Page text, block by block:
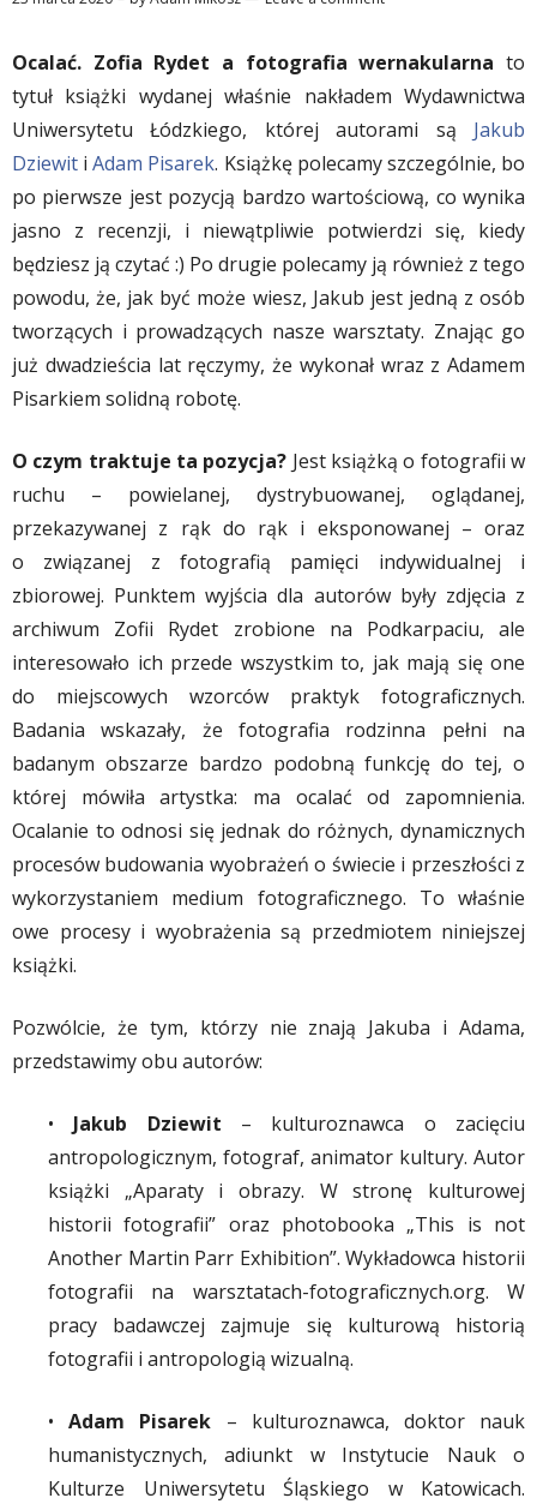
Ocalać. Zofia Rydet a fotografia wernakularna to
tytuł książki wydanej właśnie nakładem Wydawnictwa
Uniwersytetu Łódzkiego, której autorami są Jakub
Dziewit iAdam Pisarek. Książkę polecamy szczególnie, bo
po pierwsze jest pozycją bardzo wartościową, co wynika
jasno z recenzji, i niewątpliwie potwierdzi się, kiedy
będziesz ją czytać :) Po drugie polecamy ją również z tego
powodu, że, jak być może wiesz, Jakub jest jedną z osób
tworzących i prowadzących nasze warsztaty. Znając go
już dwadzieścia lat ręczymy, że wykonał wraz z Adamem
Pisarkiem solidną robotę.
O czym traktuje ta pozycja? Jest książką o fotografii w
ruchu – powielanej, dystrybuowanej, oglądanej,
przekazywanej z rąk do rąk i eksponowanej – oraz
o związanej z fotografią pamięci indywidualnej i
zbiorowej. Punktem wyjścia dla autorów były zdjęcia z
archiwum Zofii Rydet zrobione na Podkarpaciu, ale
interesowało ich przede wszystkim to, jak mają się one
do miejscowych wzorców praktyk fotograficznych.
Badania wskazały, że fotografia rodzinna pełni na
badanym obszarze bardzo podobną funkcję do tej, o
której mówiła artystka: ma ocalać od zapomnienia.
Ocalanie to odnosi się jednak do różnych, dynamicznych
procesów budowania wyobrażeń o świecie i przeszłości z
wykorzystaniem medium fotograficznego. To właśnie
owe procesy i wyobrażenia są przedmiotem niniejszej
książki.
Pozwólcie, że tym, którzy nie znają Jakuba i Adama,
przedstawimy obu autorów:
• Jakub Dziewit – kulturoznawca o zacięciu
antropologicznym, fotograf, animator kultury. Autor
książki „Aparaty i obrazy. W stronę kulturowej
historii fotografii” oraz photobooka „This is not
Another Martin Parr Exhibition”. Wykładowca historii
fotografii na warsztatach-fotograficznych.org. W
pracy badawczej zajmuje się kulturową historią
fotografii i antropologią wizualną.
•Adam Pisarek – kulturoznawca, doktor nauk
humanistycznych, adiunkt w Instytucie Nauk o
Kulturze Uniwersytetu Śląskiego w Katowicach.